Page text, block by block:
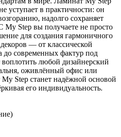
уступает в практичности: он
надолго сохраняет
My Step вы получаете не просто
для создания гармоничного
— от классической
до современных фактур под
любой дизайнерский
оживлённый офис или
Step станет надёжной основой
его индивидуальность.